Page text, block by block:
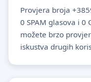
Provjera broja
0 SPAM glasova i 0
možete brzo
iskustva drugih